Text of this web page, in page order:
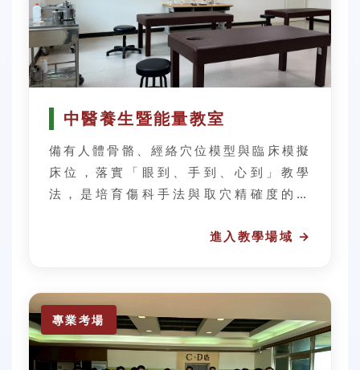
中醫養生暨能量教室
備有人體骨骼、經絡穴位模型與臨床模擬
床位，落實「眼到、手到、心到」教學
法，是培育傷科手法與取穴精確度的搖
專業考場